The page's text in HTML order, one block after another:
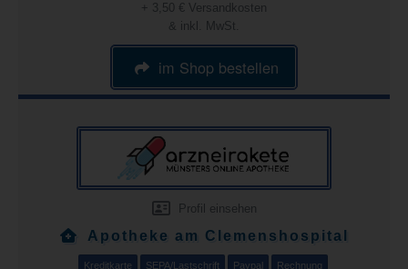
+ 3,50 € Versandkosten
& inkl. MwSt.
im Shop bestellen
Profil einsehen
Apotheke am Clemenshospital
Kreditkarte SEPA/Lastschrift Paypal Rechnung